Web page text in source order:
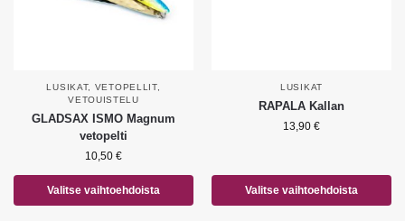
LUSIKAT, VETOPELLIT,
VETOUISTELU
GLADSAX ISMO Magnum
vetopelti
10,50 €
Valitse vaihtoehdoista
LUSIKAT
RAPALA Kallan
13,90 €
Valitse vaihtoehdoista